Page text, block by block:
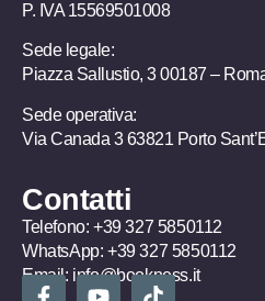
P. IVA ​15569501008
Sede legale:
Piazza Sallustio, 3 00187 –
Sede operativa:
Via Canada 3 63821 Porto
Contatti
Telefono: +39 327 5850112
WhatsApp: +39 327 5850112
Email: info@bookness.it